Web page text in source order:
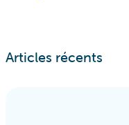
Articles récents